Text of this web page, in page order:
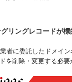
リングレコードが標
者に委託したドメイ
を削除・変更する必